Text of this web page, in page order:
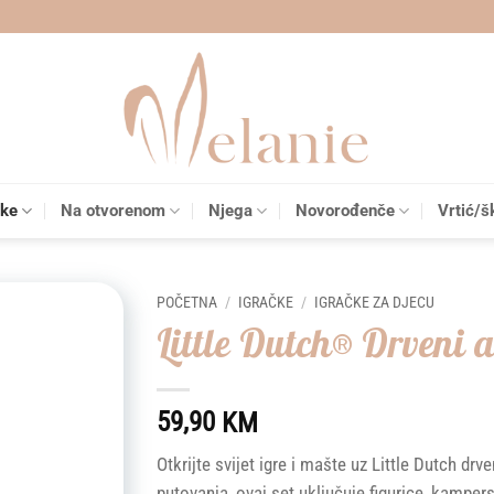
Na otvorenom Njega Novorođenče Vrtić/
POČETNA / IGRAČKE / IGRAČKE ZA DJECU
Little Dutch® Drveni
59,90 KM
Otkrijte svijet igre i mašte uz Little Dutch